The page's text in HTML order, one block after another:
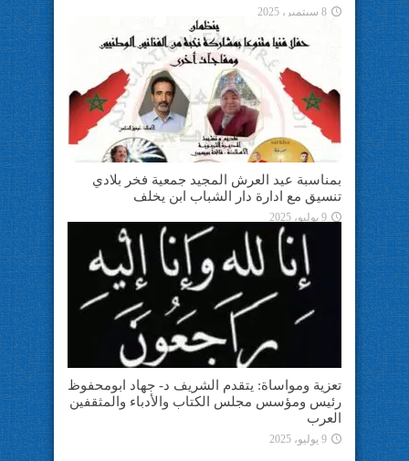
8 سبتمبر، 2025
بمناسبة عيد العرش المجيد جمعية فخر بلادي
تنسيق مع ادارة دار الشباب ابن يخلف
9 يوليو، 2025
تعزية ومواساة: يتقدم الشريف د- جهاد ابومحفوظ
رئيس ومؤسس مجلس الكتاب والأدباء والمثقفين
العرب
9 يوليو، 2025